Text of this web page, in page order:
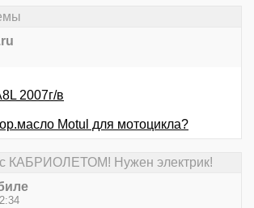
2007г/в
Motul для мотоцикла?
КАБРИОЛЕТОМ! Нужен электрик!